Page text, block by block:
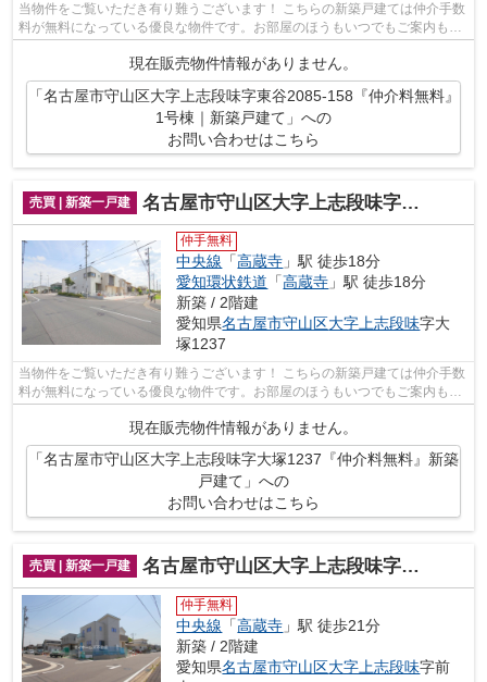
当物件をご覧いただき有り難うございます！ こちらの新築戸建ては仲介手数
料が無料になっている優良な物件です。お部屋のほうもいつでもご案内もさ
現在販売物件情報がありません。
「名古屋市守山区大字上志段味字東谷2085-158『仲介料無料』
1号棟｜新築戸建て」への
お問い合わせはこちら
売買 | 新築一戸建 名古屋市守山区大字上志段味字大塚1237『仲介料無料』新築戸建て
仲手無料
中央線 「高蔵寺 」駅 徒歩18分
愛知環状鉄道 「高蔵寺 」駅 徒歩18分
新築 / 2階建
愛知県名古屋市守山区大字上志段味字大
塚1237
当物件をご覧いただき有り難うございます！ こちらの新築戸建ては仲介手数
料が無料になっている優良な物件です。お部屋のほうもいつでもご案内もさ
せて頂きますのでお気軽にお問合せ下...
現在販売物件情報がありません。
「名古屋市守山区大字上志段味字大塚1237『仲介料無料』新築
戸建て」への
お問い合わせはこちら
売買 | 新築一戸建 名古屋市守山区大字上志段味字前山1451-1『仲介料無料』1号棟｜新築戸建て
仲手無料
中央線 「高蔵寺 」駅 徒歩21分
新築 / 2階建
愛知県名古屋市守山区大字上志段味字前